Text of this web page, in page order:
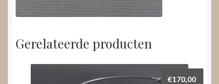
Gerelateerde producten
€170,00